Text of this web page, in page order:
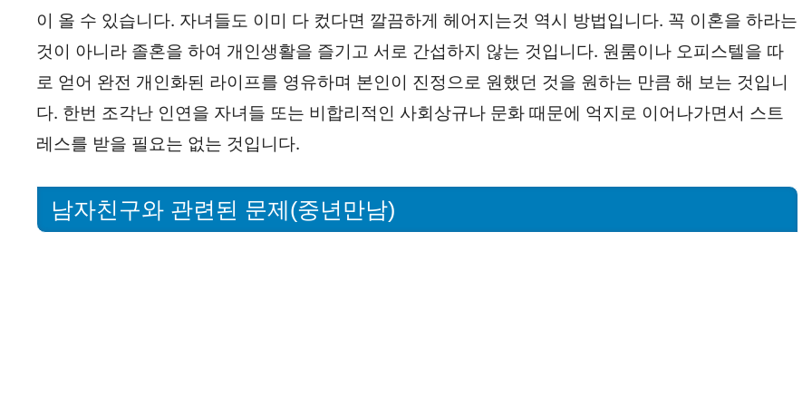
이 올 수 있습니다. 자녀들도 이미 다 컸다면 깔끔하게 헤어지는것 역시 방법입니다. 꼭 이혼을 하라는
것이 아니라 졸혼을 하여 개인생활을 즐기고 서로 간섭하지 않는 것입니다. 원룸이나 오피스텔을 따
로 얻어 완전 개인화된 라이프를 영유하며 본인이 진정으로 원했던 것을 원하는 만큼 해 보는 것입니
다. 한번 조각난 인연을 자녀들 또는 비합리적인 사회상규나 문화 때문에 억지로 이어나가면서 스트
레스를 받을 필요는 없는 것입니다.
남자친구와 관련된 문제(중년만남)